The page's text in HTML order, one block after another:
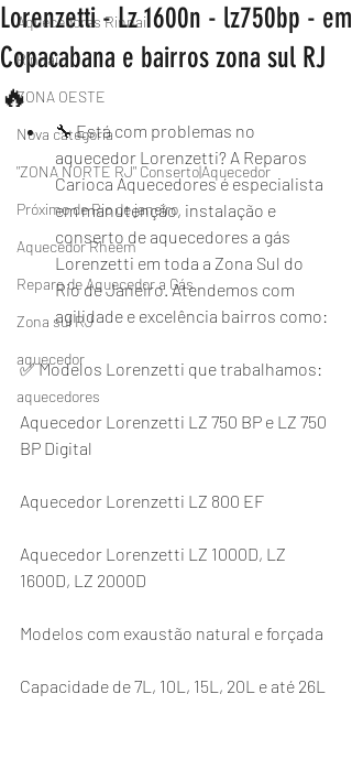
Aquecedores Rinnai
Rinnai
ZONA OESTE
Nova categoria
"ZONA NORTE RJ" Conserto|Aquecedor
Próximo de Rio de janeiro
Aquecedor Rheem
Reparo de Aquecedor a Gás
Zona sul RJ
aquecedor
aquecedores
Lorenzetti - Lz 1600n - lz750bp - em
Copacabana e bairros zona sul RJ
🔥
🔧 Está com problemas no
aquecedor Lorenzetti? A Reparos
Carioca Aquecedores é especialista
em manutenção, instalação e
conserto de aquecedores a gás
Lorenzetti em toda a Zona Sul do
Rio de Janeiro. Atendemos com
agilidade e excelência bairros como:
✅ Modelos Lorenzetti que trabalhamos:
Aquecedor Lorenzetti LZ 750 BP e LZ 750
BP Digital
Aquecedor Lorenzetti LZ 800 EF
Aquecedor Lorenzetti LZ 1000D, LZ
1600D, LZ 2000D
Modelos com exaustão natural e forçada
Capacidade de 7L, 10L, 15L, 20L e até 26L